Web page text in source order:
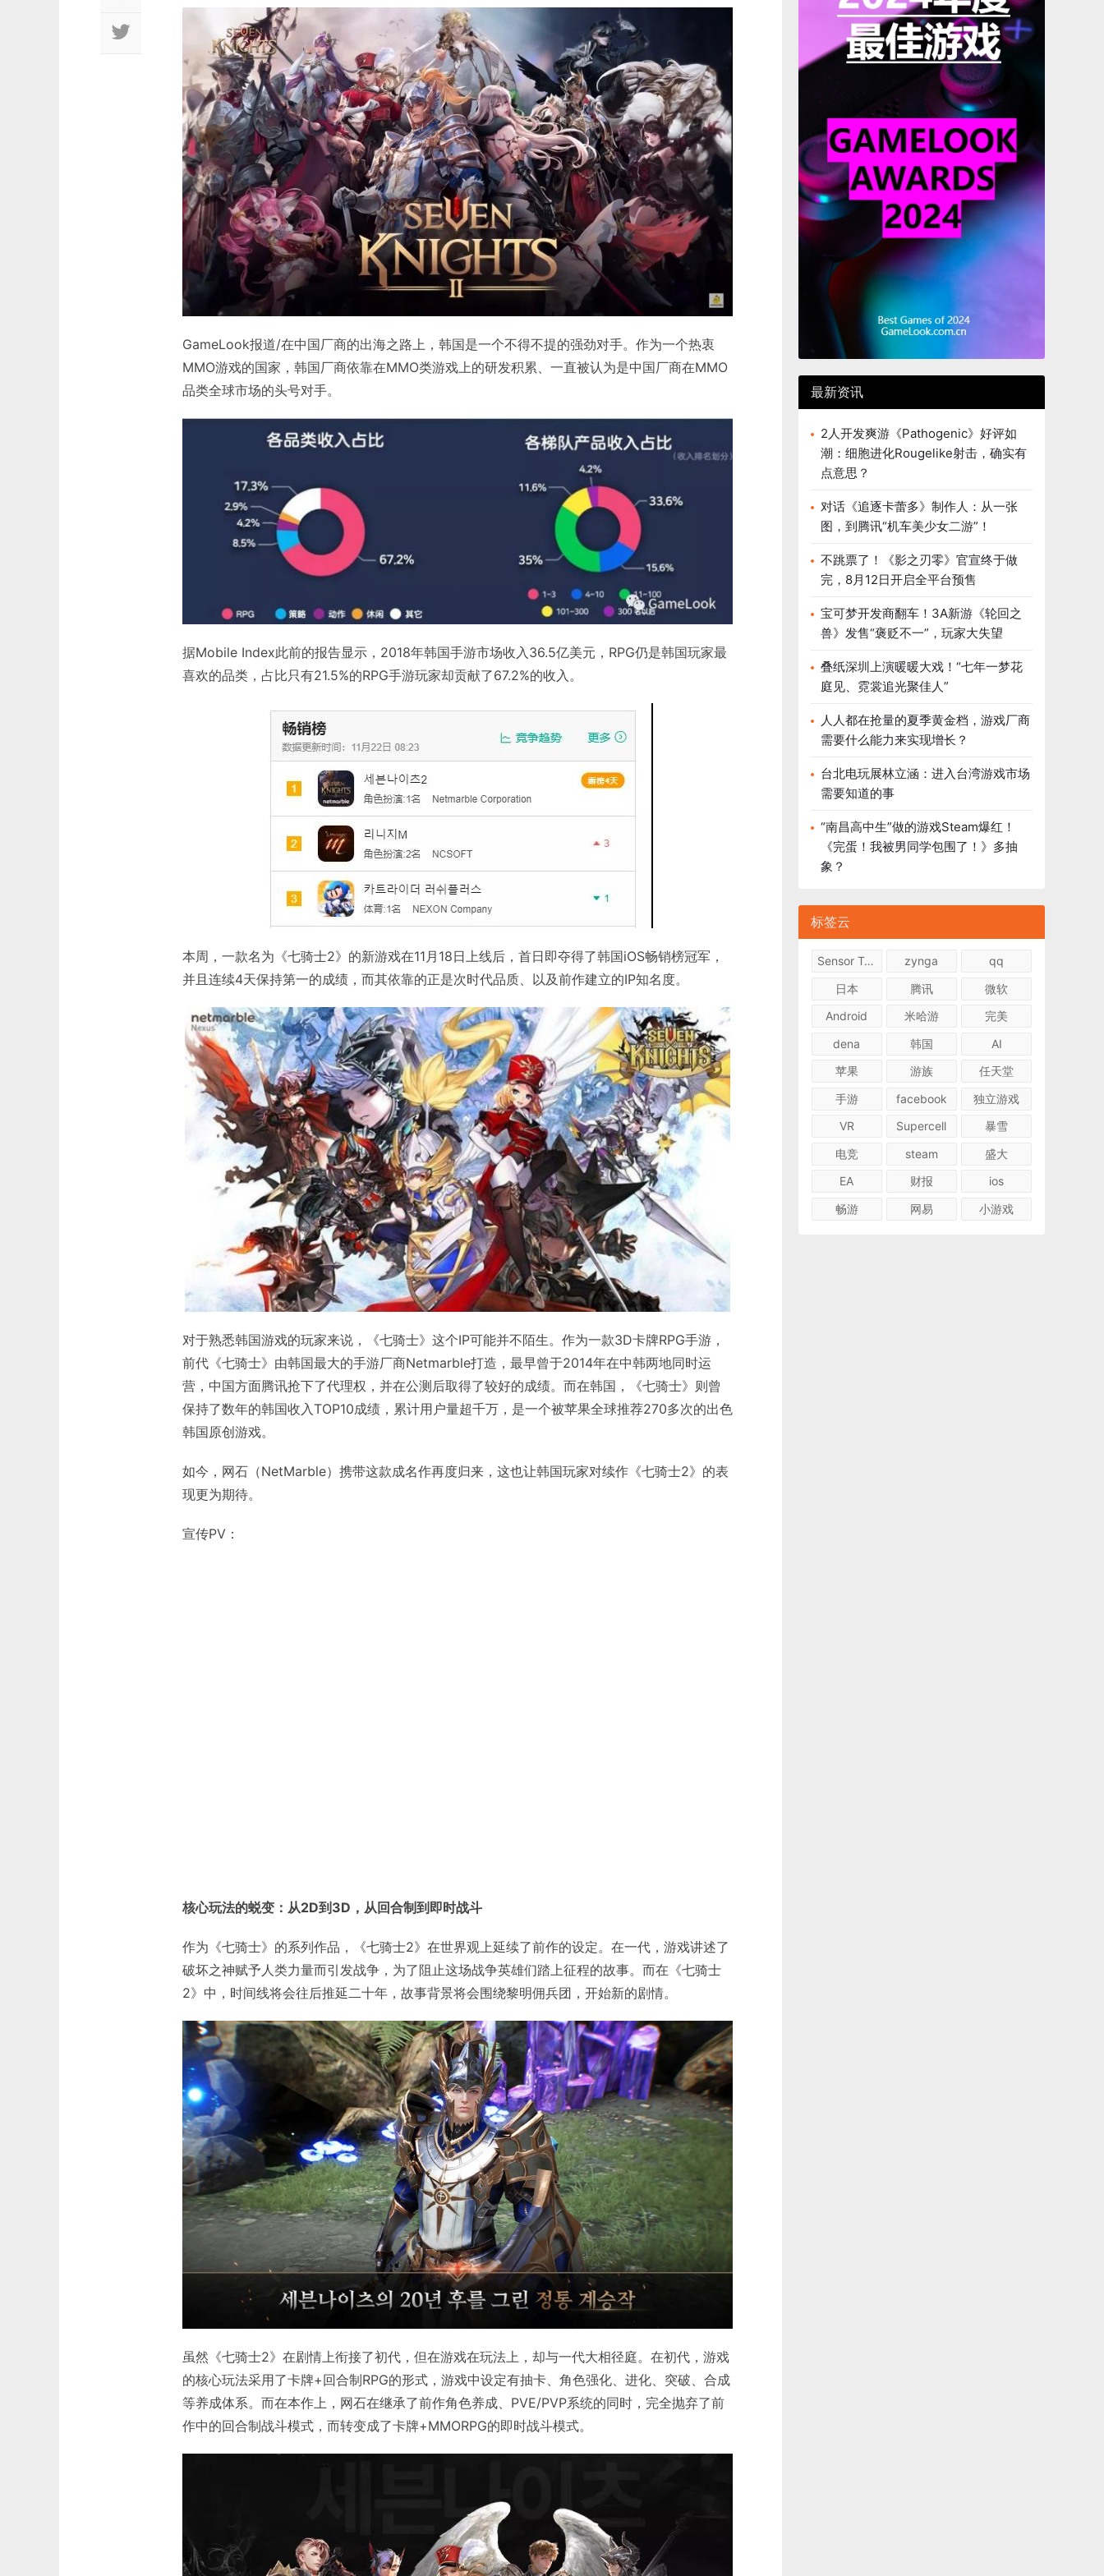
GameLook报道/在中国厂商的出海之路上，韩国是一个不得不提的强劲对手。作为一个热衷
MMO游戏的国家，韩国厂商依靠在MMO类游戏上的研发积累、一直被认为是中国厂商在MMO
品类全球市场的头号对手。
据Mobile Index此前的报告显示，2018年韩国手游市场收入36.5亿美元，RPG仍是韩国玩家最
喜欢的品类，占比只有21.5%的RPG手游玩家却贡献了67.2%的收入。
本周，一款名为《七骑士2》的新游戏在11月18日上线后，首日即夺得了韩国iOS畅销榜冠军，
并且连续4天保持第一的成绩，而其依靠的正是次时代品质、以及前作建立的IP知名度。
对于熟悉韩国游戏的玩家来说，《七骑士》这个IP可能并不陌生。作为一款3D卡牌RPG手游，
前代《七骑士》由韩国最大的手游厂商Netmarble打造，最早曾于2014年在中韩两地同时运
营，中国方面腾讯抢下了代理权，并在公测后取得了较好的成绩。而在韩国，《七骑士》则曾
保持了数年的韩国收入TOP10成绩，累计用户量超千万，是一个被苹果全球推荐270多次的出色
韩国原创游戏。
如今，网石（NetMarble）携带这款成名作再度归来，这也让韩国玩家对续作《七骑士2》的表
现更为期待。
宣传PV：
核心玩法的蜕变：从2D到3D，从回合制到即时战斗
作为《七骑士》的系列作品，《七骑士2》在世界观上延续了前作的设定。在一代，游戏讲述了
破坏之神赋予人类力量而引发战争，为了阻止这场战争英雄们踏上征程的故事。而在《七骑士
2》中，时间线将会往后推延二十年，故事背景将会围绕黎明佣兵团，开始新的剧情。
虽然《七骑士2》在剧情上衔接了初代，但在游戏在玩法上，却与一代大相径庭。在初代，游戏
的核心玩法采用了卡牌+回合制RPG的形式，游戏中设定有抽卡、角色强化、进化、突破、合成
等养成体系。而在本作上，网石在继承了前作角色养成、PVE/PVP系统的同时，完全抛弃了前
作中的回合制战斗模式，而转变成了卡牌+MMORPG的即时战斗模式。
最新资讯
2人开发爽游《Pathogenic》好评如
潮：细胞进化Rougelike射击，确实有
点意思？
对话《追逐卡蕾多》制作人：从一张
图，到腾讯“机车美少女二游”！
不跳票了！《影之刃零》官宣终于做
完，8月12日开启全平台预售
宝可梦开发商翻车！3A新游《轮回之
兽》发售“褒贬不一”，玩家大失望
叠纸深圳上演暖暖大戏！“七年一梦花
庭见、霓裳追光聚佳人”
人人都在抢量的夏季黄金档，游戏厂商
需要什么能力来实现增长？
台北电玩展林立涵：进入台湾游戏市场
需要知道的事
“南昌高中生”做的游戏Steam爆红！
《完蛋！我被男同学包围了！》多抽
象？
标签云
Sensor Tower zynga
qq
日本
腾讯
微软
Android
米哈游
完美
dena
韩国
AI
苹果
游族
任天堂
手游
facebook
独立游戏
VR
Supercell
暴雪
电竞
steam
盛大
EA
财报
ios
畅游
网易 小游戏